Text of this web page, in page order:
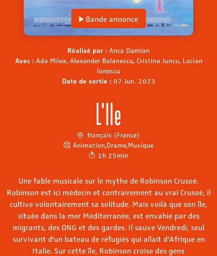
Bande annonce
Réalisé par : Anca Damian
Avec : Ada Milea, Alexander Balanescu, Cristina Juncu, Lucian
Ionescu
Date de sortie : 07 Jun. 2023
L'Ile
français (France)
Animation,Drame,Musique
1h 25min
Une fable musicale sur le mythe de Robinson Crusoé.
Robinson est ici médecin et contrairement au vrai Crusoé, il
cultive volontairement sa solitude. Mais voilà que son île,
située dans la mer Méditerranée, est envahie par des
migrants, des ONG et des gardes. Il sauve Vendredi, seul
survivant d'un bateau de réfugiés qui allait d'Afrique en
Italie. Sur cette île, Robinson croise des gens